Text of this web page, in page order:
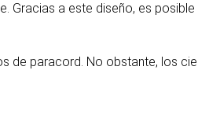
Gracias a este diseño, es
paracord. No obstante, los